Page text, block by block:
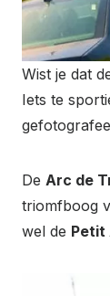
Wist je dat
Iets te
De Arc de
triomfboog
wel de Petit